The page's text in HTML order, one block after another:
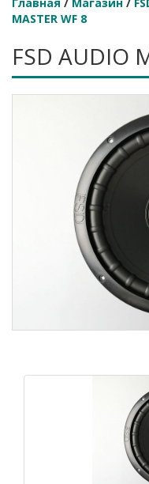
MASTER WF 8
FSD AUDIO